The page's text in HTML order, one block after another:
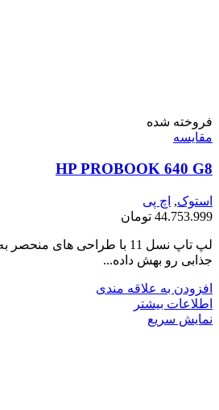
فروخته شده
مقايسه
HP PROBOOK 640 G8
استوک, اچ پی
44.753.999 تومان
جذابی رو بهش داده...
افزودن به علاقه مندی
اطلاعات بیشتر
نمایش سریع